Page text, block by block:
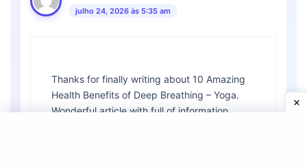
julho 24, 2026 às 5:35 am
Thanks for finally writing about 10 Amazing
Health Benefits of Deep Breathing – Yoga.
Wonderful article with full of information.